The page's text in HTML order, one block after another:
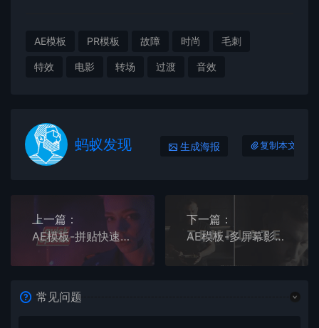
AE模板 PR模板 故障 时尚 毛刺
特效 电影 转场 过渡 音效
蚂蚁发现 生成海报 复制本文链接
上一篇：
AE模板-拼贴快速时尚影像剪辑的片头
下一篇：
AE模板-多屏幕影像剪辑图文排版的流畅宣传开场
常见问题